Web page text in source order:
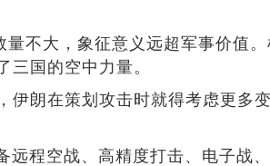
不大，象征意义远超军事价值
国的空中力量。
朗在策划攻击时就得考虑更多
程空战、高精度打击、电子战